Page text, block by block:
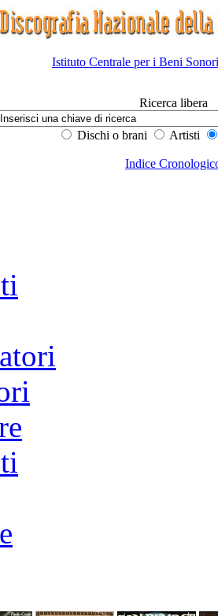
Istituto Centrale per i Beni
Ricerca libera
Dischi o brani Artisti
Indice